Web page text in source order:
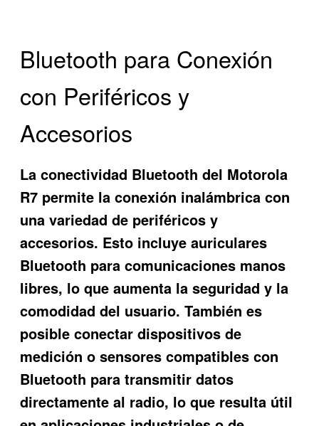
Bluetooth para Conexión
con Periféricos y
Accesorios
La conectividad Bluetooth del Motorola
R7 permite la conexión inalámbrica con
una variedad de periféricos y
accesorios. Esto incluye auriculares
Bluetooth para comunicaciones manos
libres, lo que aumenta la seguridad y la
comodidad del usuario. También es
posible conectar dispositivos de
medición o sensores compatibles con
Bluetooth para transmitir datos
directamente al radio, lo que resulta útil